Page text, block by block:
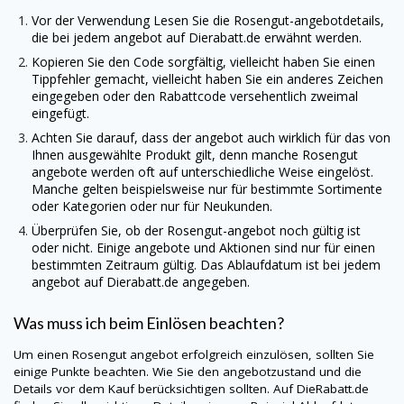
Vor der Verwendung Lesen Sie die Rosengut-angebotdetails,
die bei jedem angebot auf Dierabatt.de erwähnt werden.
Kopieren Sie den Code sorgfältig, vielleicht haben Sie einen
Tippfehler gemacht, vielleicht haben Sie ein anderes Zeichen
eingegeben oder den Rabattcode versehentlich zweimal
eingefügt.
Achten Sie darauf, dass der angebot auch wirklich für das von
Ihnen ausgewählte Produkt gilt, denn manche Rosengut
angebote werden oft auf unterschiedliche Weise eingelöst.
Manche gelten beispielsweise nur für bestimmte Sortimente
oder Kategorien oder nur für Neukunden.
Überprüfen Sie, ob der Rosengut-angebot noch gültig ist
oder nicht. Einige angebote und Aktionen sind nur für einen
bestimmten Zeitraum gültig. Das Ablaufdatum ist bei jedem
angebot auf Dierabatt.de angegeben.
Was muss ich beim Einlösen beachten?
Um einen Rosengut angebot erfolgreich einzulösen, sollten Sie
einige Punkte beachten. Wie Sie den angebotzustand und die
Details vor dem Kauf berücksichtigen sollten. AufDieRabatt.de